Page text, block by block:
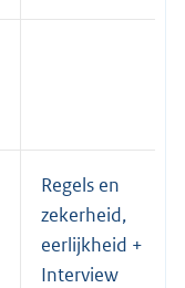
Regels en
zekerheid,
eerlijkheid +
Interview